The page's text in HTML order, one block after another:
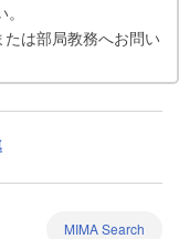
は部局教務へお問い
MIMA Search